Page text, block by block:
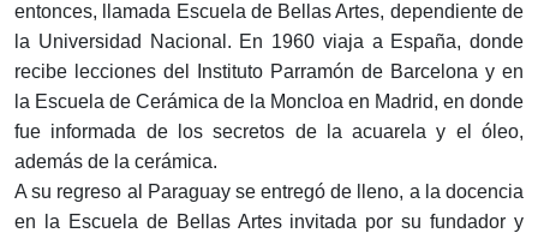
entonces, llamada Escuela de Bellas Artes, dependiente de
la Universidad Nacional. En 1960 viaja a España, donde
recibe lecciones del Instituto Parramón de Barcelona y en
la Escuela de Cerámica de la Moncloa en Madrid, en donde
fue informada de los secretos de la acuarela y el óleo,
además de la cerámica.
A su regreso al Paraguay se entregó de lleno, a la docencia
en la Escuela de Bellas Artes invitada por su fundador y